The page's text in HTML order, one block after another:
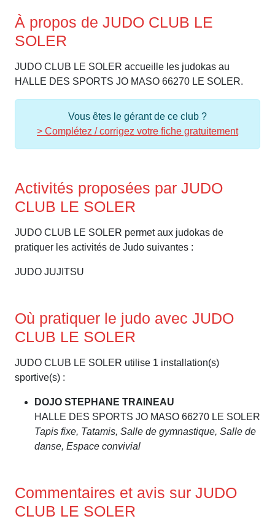
À propos de JUDO CLUB LE
SOLER
JUDO CLUB LE SOLER accueille les judokas au
HALLE DES SPORTS JO MASO 66270 LE SOLER.
Vous êtes le gérant de ce club ?
> Complétez / corrigez votre fiche gratuitement
Activités proposées par JUDO
CLUB LE SOLER
JUDO CLUB LE SOLER permet aux judokas de
pratiquer les activités de Judo suivantes :
JUDO JUJITSU
Où pratiquer le judo avec JUDO
CLUB LE SOLER
JUDO CLUB LE SOLER utilise 1 installation(s)
sportive(s) :
DOJO STEPHANE TRAINEAU
HALLE DES SPORTS JO MASO 66270 LE SOLER
Tapis fixe, Tatamis, Salle de gymnastique, Salle de
danse, Espace convivial
Commentaires et avis sur JUDO
CLUB LE SOLER